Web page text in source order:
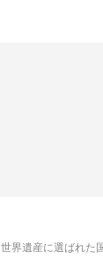
世界遺産に選ばれた